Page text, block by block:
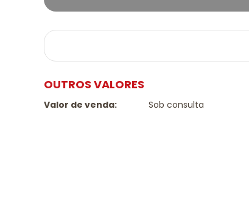
OUTROS VALORES
Valor de venda: Sob consulta